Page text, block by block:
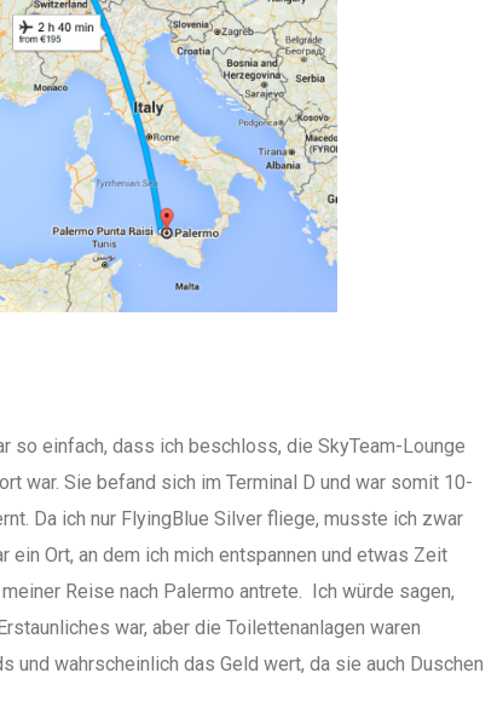
so einfach, dass ich beschloss, die SkyTeam-Lounge
war. Sie befand sich im Terminal D und war somit 10-
Da ich nur FlyingBlue Silver fliege, musste ich zwar
ein Ort, an dem ich mich entspannen und etwas Zeit
Reise nach Palermo antrete. Ich würde sagen,
war, aber die Toilettenanlagen waren
und wahrscheinlich das Geld wert, da sie auch Duschen